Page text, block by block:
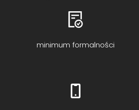
minimum formalności